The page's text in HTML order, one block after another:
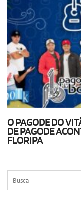
O PAGODE DO
DE PAGODE
FLORIPA